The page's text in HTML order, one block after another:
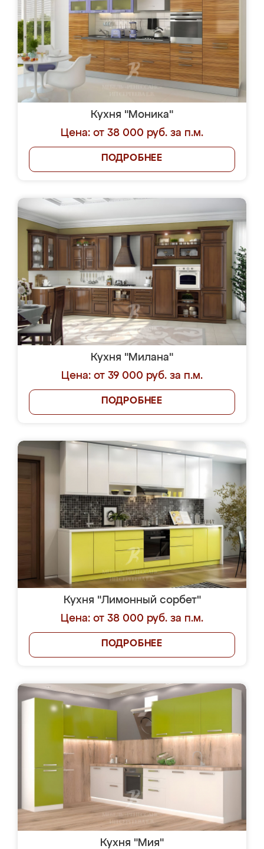
Кухня "Моника"
Цена: от 38 000 руб. за п.м.
ПОДРОБНЕЕ
Кухня "Милана"
Цена: от 39 000 руб. за п.м.
ПОДРОБНЕЕ
Кухня "Лимонный сорбет"
Цена: от 38 000 руб. за п.м.
ПОДРОБНЕЕ
Кухня "Мия"